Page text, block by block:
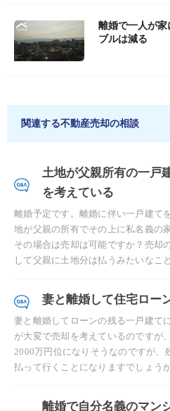
離婚で一人が家
ブルは減る
関連する不動産売却の相談
土地が父親所有の一戸
を考えている
離婚予定です。離婚に伴い一戸建て
地が父親の所有でその上に私名義の
その場合は売却は可能ですか？売却
して父親に土地分は払うみたいなこ
妻と離婚して住宅ロー
妻と離婚してローンの残る一戸建て
が大変で売却を考えているのですが
2000万円位になりそうなのですが、
払って行くことになりますでしょう
離婚で自分名義のマン